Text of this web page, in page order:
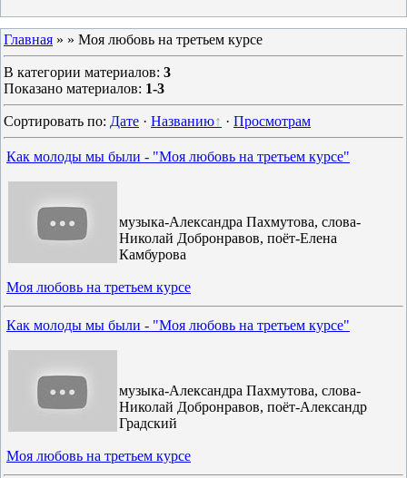
Главная » » Моя любовь на третьем курсе
В категории материалов: 3
Показано материалов: 1-3
Сортировать по: Дате · Названию · Просмотрам
Как молоды мы были - "Моя любовь на третьем курсе"
музыка-Александра Пахмутова, слова-
Николай Добронравов, поёт-Елена
Камбурова
Моя любовь на третьем курсе
Как молоды мы были - "Моя любовь на третьем курсе"
музыка-Александра Пахмутова, слова-
Николай Добронравов, поёт-Александр
Градский
Моя любовь на третьем курсе